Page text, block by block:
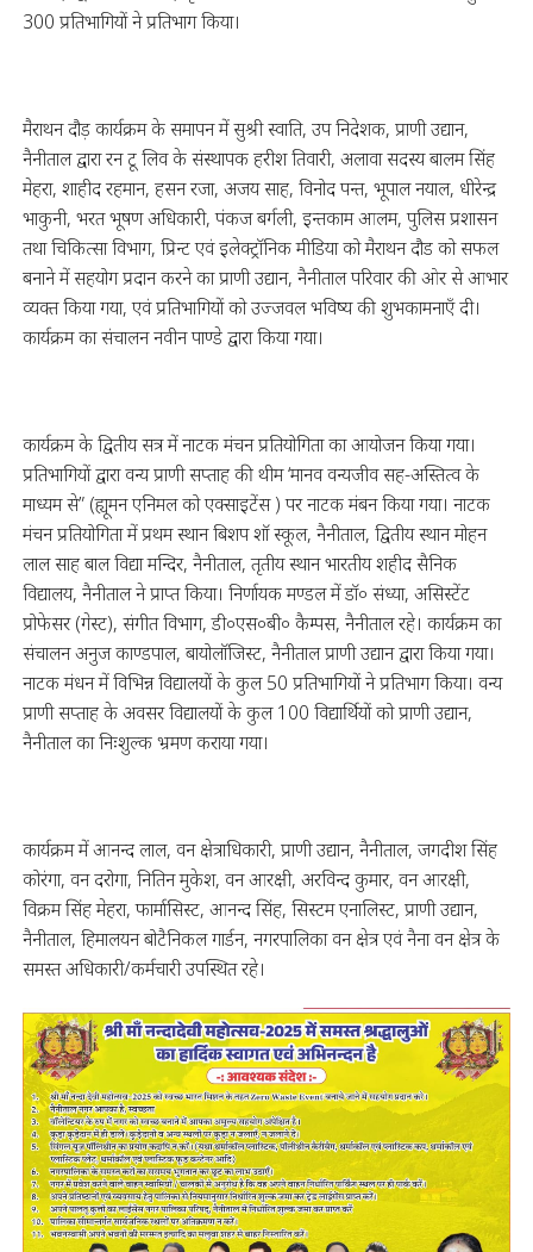
300 प्रतिभागियों ने प्रतिभाग किया।
मैराथन दौड़ कार्यक्रम के समापन में सुश्री स्वाति, उप निदेशक, प्राणी उद्यान,
नैनीताल द्वारा रन टू लिव के संस्थापक हरीश तिवारी, अलावा सदस्य बालम सिंह
मेहरा, शाहीद रहमान, हसन रजा, अजय साह, विनोद पन्त, भूपाल नयाल, धीरेन्द्र
भाकुनी, भरत भूषण अधिकारी, पंकज बर्गली, इन्तकाम आलम, पुलिस प्रशासन
तथा चिकित्सा विभाग, प्रिन्ट एवं इलेक्ट्रॉनिक मीडिया को मैराथन दौड को सफल
बनाने में सहयोग प्रदान करने का प्राणी उद्यान, नैनीताल परिवार की ओर से आभार
व्यक्त किया गया, एवं प्रतिभागियों को उज्जवल भविष्य की शुभकामनाएँ दी।
कार्यक्रम का संचालन नवीन पाण्डे द्वारा किया गया।
कार्यक्रम के द्वितीय सत्र में नाटक मंचन प्रतियोगिता का आयोजन किया गया।
प्रतिभागियों द्वारा वन्य प्राणी सप्ताह की थीम ‘मानव वन्यजीव सह-अस्तित्व के
माध्यम से” (ह्यूमन एनिमल को एक्साइटेंस ) पर नाटक मंबन किया गया। नाटक
मंचन प्रतियोगिता में प्रथम स्थान बिशप शॉ स्कूल, नैनीताल, द्वितीय स्थान मोहन
लाल साह बाल विद्या मन्दिर, नैनीताल, तृतीय स्थान भारतीय शहीद सैनिक
विद्यालय, नैनीताल ने प्राप्त किया। निर्णायक मण्डल में डॉ० संध्या, असिस्टेंट
प्रोफेसर (गेस्ट), संगीत विभाग, डी०एस०बी० कैम्पस, नैनीताल रहे। कार्यक्रम का
संचालन अनुज काण्डपाल, बायोलॉजिस्ट, नैनीताल प्राणी उद्यान द्वारा किया गया।
नाटक मंधन में विभिन्न विद्यालयों के कुल 50 प्रतिभागियों ने प्रतिभाग किया। वन्य
प्राणी सप्ताह के अवसर विद्यालयों के कुल 100 विद्यार्थियों को प्राणी उद्यान,
नैनीताल का निःशुल्क भ्रमण कराया गया।
कार्यक्रम में आनन्द लाल, वन क्षेत्राधिकारी, प्राणी उद्यान, नैनीताल, जगदीश सिंह
कोरंगा, वन दरोगा, नितिन मुकेश, वन आरक्षी, अरविन्द कुमार, वन आरक्षी,
विक्रम सिंह मेहरा, फार्मासिस्ट, आनन्द सिंह, सिस्टम एनालिस्ट, प्राणी उद्यान,
नैनीताल, हिमालयन बोटैनिकल गार्डन, नगरपालिका वन क्षेत्र एवं नैना वन क्षेत्र के
समस्त अधिकारी/कर्मचारी उपस्थित रहे।